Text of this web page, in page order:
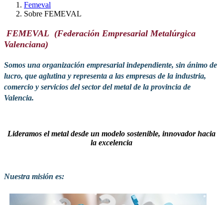
Femeval
Sobre FEMEVAL
FEMEVAL (Federación Empresarial Metalúrgica
Valenciana)
Somos una organización empresarial independiente, sin ánimo de
lucro, que aglutina y representa a las empresas de la industria,
comercio y servicios del sector del metal de la provincia de
Valencia.
Lideramos el metal desde un modelo sostenible, innovador hacia
la excelencia
Nuestra misión es: